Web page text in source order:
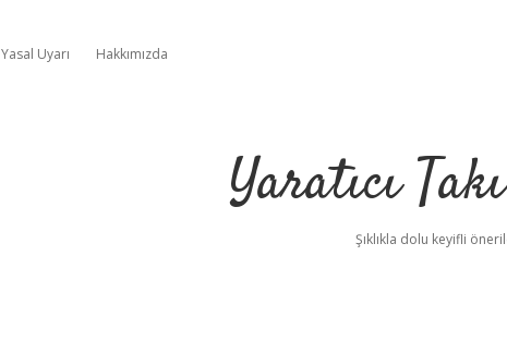
Yasal Uyarı Hakkımızda
Yaratıcı
Şıklıkla dolu keyifli